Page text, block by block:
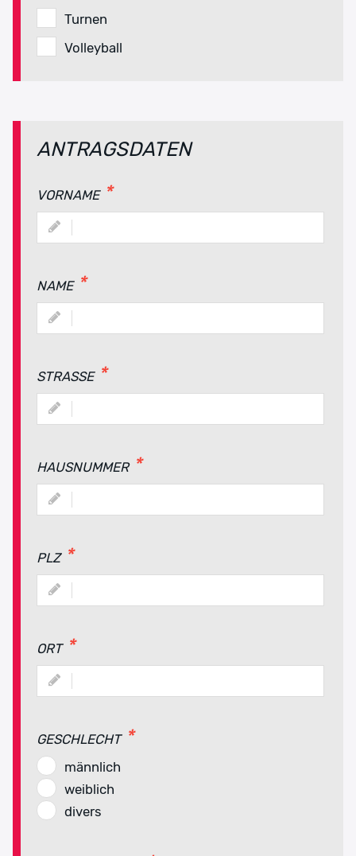
Turnen
Volleyball
ANTRAGSDATEN
VORNAME
NAME
STRASSE
HAUSNUMMER
PLZ
ORT
GESCHLECHT
männlich
weiblich
divers